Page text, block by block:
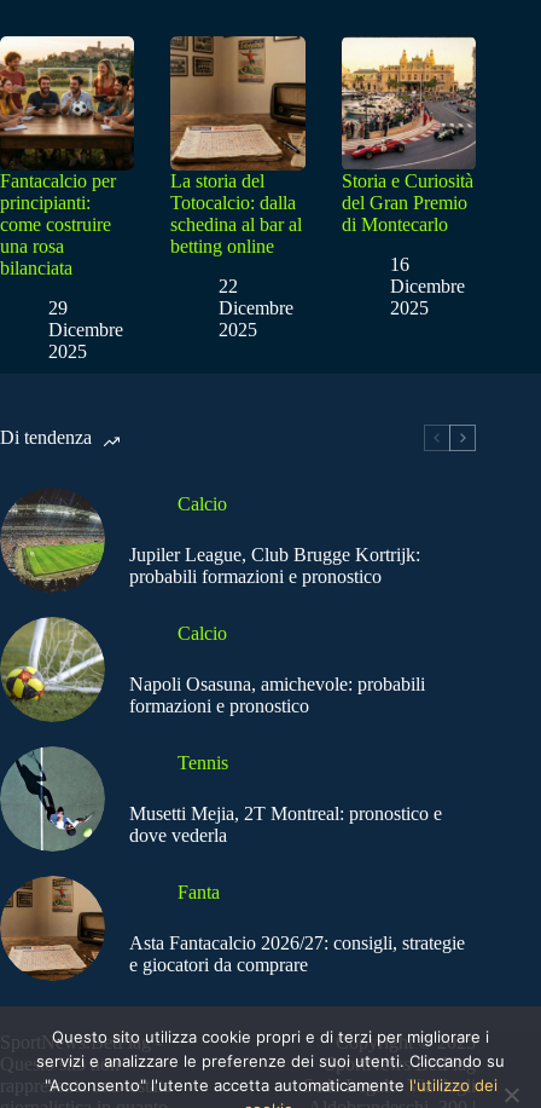
Fantacalcio per
principianti:
come costruire
una rosa
bilanciata
29
Dicembre
2025
La storia del
Totocalcio: dalla
schedina al bar al
betting online
22
Dicembre
2025
Storia e Curiosità
del Gran Premio
di Montecarlo
16
Dicembre
2025
Di tendenza
Calcio
Jupiler League, Club Brugge Kortrijk:
probabili formazioni e pronostico
Calcio
Napoli Osasuna, amichevole: probabili
formazioni e pronostico
Tennis
Musetti Mejia, 2T Montreal: pronostico e
dove vederla
Fanta
Asta Fantacalcio 2026/27: consigli, strategie
e giocatori da comprare
SportNews.BetFlag -
Questo sito non
rappresenta una testata
Copyright © 2025
SportNews BetFlag
Sede Legale: Via degli
Questo sito utilizza cookie propri e di terzi per migliorare i
servizi e analizzare le preferenze dei suoi utenti. Cliccando su
"Acconsento" l'utente accetta automaticamente l'utilizzo dei